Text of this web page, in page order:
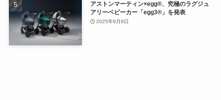
アストンマーティン×egg®、究極のラグジュ
アリーベビーカー「egg3®」を発表
2025年9月9日